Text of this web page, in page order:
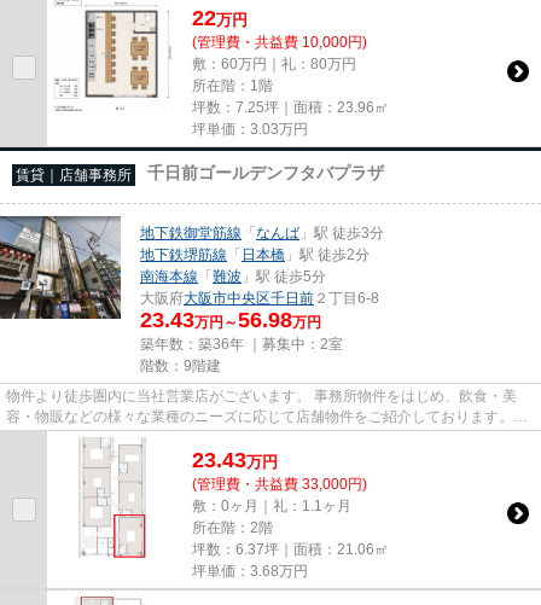
22万円
(管理費・共益費 10,000円)
敷：60万円｜礼：80万円
所在階：1階
坪数：7.25坪｜面積：23.96㎡
坪単価： 3.03万円
賃貸｜店舗事務所 千日前ゴールデンフタバプラザ
地下鉄御堂筋線 「なんば 」駅 徒歩3分
地下鉄堺筋線 「 日本橋 」駅 徒歩2分
南海本線 「難波 」駅 徒歩5分
大阪府大阪市中央区千日前 ２丁目6-8
23.43万円～56.98万円
築年数：築36年 ｜募集中： 2室
階数：9階建
物件より徒歩圏内に当社営業店がございます。 事務所物件をはじめ、飲食・美
容・物販などの様々な業種のニーズに応じて店舗物件をご紹介しております。
尚、弊社ではおとり広告は一切...
23.43万円
(管理費・共益費 33,000円)
敷：0ヶ月｜礼：1.1ヶ月
所在階：2階
坪数：6.37坪｜面積：21.06㎡
坪単価： 3.68万円